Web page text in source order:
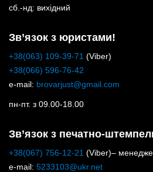
сб.-нд: вихідний
Зв’язок з юристами!
+38(063) 109-39-71 (Viber)
+38(066) 596-76-42
e-mail: brovarjust@gmail.com
пн-пт. з 09.00-18.00
Зв’язок з печатно-
+38(067) 756-12-21 (Viber)–
e-mail: 5233103@ukr.net